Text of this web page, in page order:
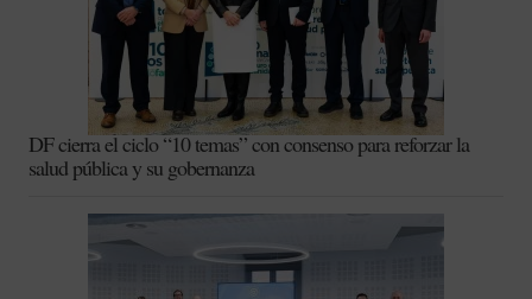
DF cierra el ciclo “10 temas” con consenso para reforzar la
salud pública y su gobernanza